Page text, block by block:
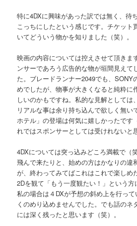
特に4DXに興味があった訳では無く、待
こっちにしたという感じです。チケット
いてどういう物かを知りました（笑）。
映画の内容については控えさせて頂きま
ンサーであろう広告的な物が垣間見えて
た。ブレードランナー2049でも、SONY
めでしたが、物事が大きくなると純粋に
しいのかもですね。私的な見解としては
リアルな事は余り持ち込んで欲しく無い
ホテル」の登場は何気に嬉しかったです
れではスポンサーとしては受けれないと
4DXについては突っ込みどころ満載で（
飛んで来たりと、始めの方はかなりの違
が、終わってみてばこれはこれで楽しめ
2Dを観て「もう一度観たい！」という方
私の場合は４DXが予想の斜め上を行っ
くのめり込めませんでした。でも話のネ
には深く残ったと思います（笑）。